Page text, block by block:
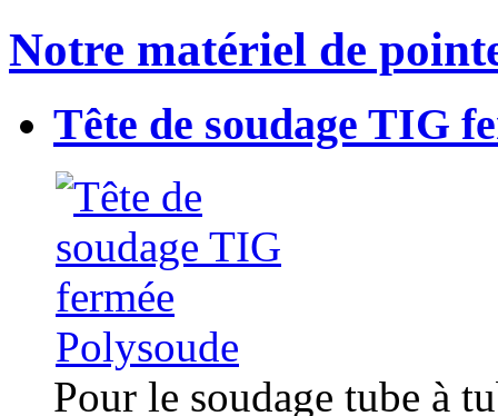
Notre matériel de
Tête de soudage TIG
Pour le soudage tube à